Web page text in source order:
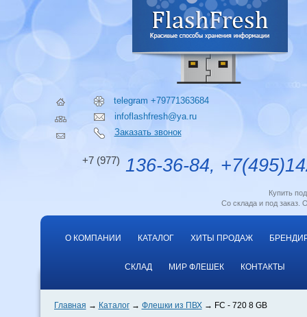
telegram +79771363684
infoflashfresh@ya.ru
Заказать звонок
+7 (977) 136-36-84,
Купить
Со склада и под заказ.
О КОМПАНИИ КАТАЛОГ ХИТЫ ПРОДАЖ
СКЛАД МИР ФЛЕШЕК КОНТАКТЫ
Главная Каталог Флешки из ПВХ FC - 720 8 GB